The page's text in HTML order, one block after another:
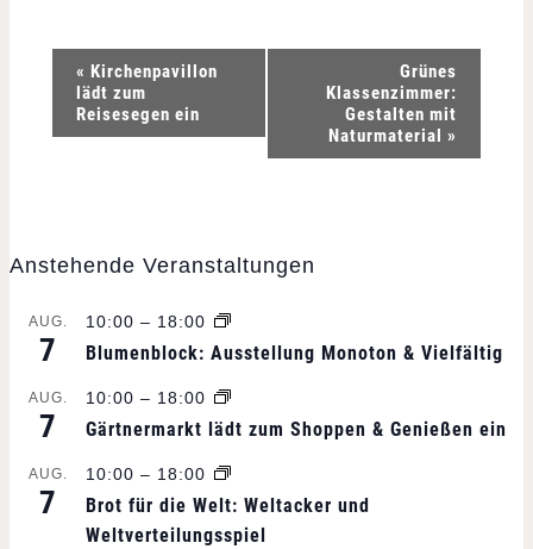
V
e
n
s
t
a
l
« Kirchenpavillon
lädt zum
Reisesegen ein
Grünes
Klassenzimmer:
Gestalten mit
Naturmaterial »
Anstehende Veranstaltungen
AUG.
7
10:00 – 18:00
Blumenblock: Ausstellung Monoton & Vielfältig
AUG.
7
10:00 – 18:00
Gärtnermarkt lädt zum Shoppen & Genießen ein
AUG.
7
10:00 – 18:00
Brot für die Welt: Weltacker und
Weltverteilungsspiel